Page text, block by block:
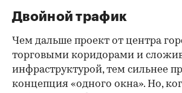
Двойной трафик
Чем дальше проект от центра
торговыми коридорами и
инфраструктурой, тем сильнее
концепция «одного окна». Но,